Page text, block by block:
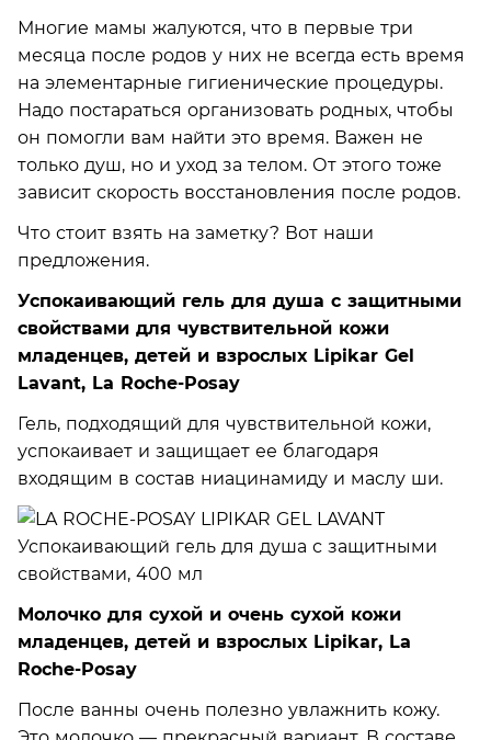
Многие мамы жалуются, что в первые три
месяца после родов у них не всегда есть время
на элементарные гигиенические процедуры.
Надо постараться организовать родных, чтобы
он помогли вам найти это время. Важен не
только душ, но и уход за телом. От этого тоже
зависит скорость восстановления после родов.
Что стоит взять на заметку? Вот наши
предложения.
Успокаивающий гель для душа с защитными
свойствами для чувствительной кожи
младенцев, детей и взрослых Lipikar Gel
Lavant, La Roche-Posay
Гель, подходящий для чувствительной кожи,
успокаивает и защищает ее благодаря
входящим в состав ниацинамиду и маслу ши.
Молочко для сухой и очень сухой кожи
младенцев, детей и взрослых Lipikar, La
Roche-Posay
После ванны очень полезно увлажнить кожу.